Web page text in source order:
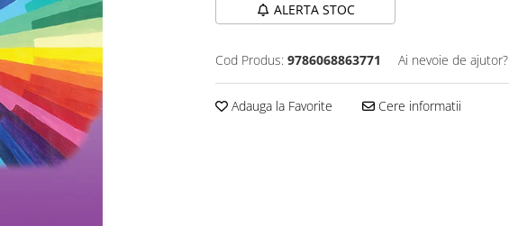
ALERTA STOC
Cod Produs: 9786068863771 Ai nevoie de ajutor?
Adauga la Favorite Cere informatii